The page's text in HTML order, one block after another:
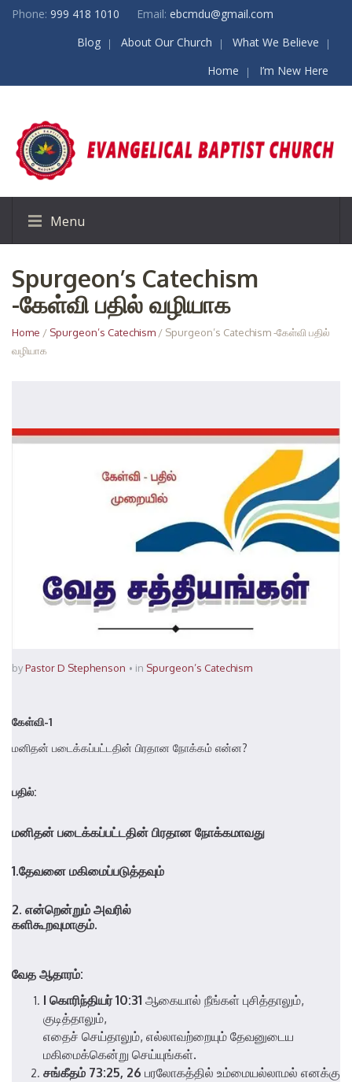
Phone: 999 418 1010 Email: ebcmdu@gmail.com
Blog
About Our Church
What We Believe
Home
I’m New Here
Menu
Spurgeon’s Catechism
-கேள்வி பதில் வழியாக
Home / Spurgeon’s Catechism / Spurgeon’s Catechism -கேள்வி பதில்
வழியாக
byPastor D Stephenson in Spurgeon’s Catechism
கேள்வி-1
மனிதன் படைக்கப்பட்டதின் பிரதான நோக்கம் என்ன?
பதில்:
மனிதன் படைக்கப்பட்டதின் பிரதான நோக்கமாவது
1.தேவனை மகிமைப்படுத்தவும்
2. என்றென்றும் அவரில்
களிகூறவுமாகும்.
வேத ஆதாரம்:
I கொரிந்தியர் 10:31 ஆகையால் நீங்கள் புசித்தாலும்,
குடித்தாலும்,
எதைச் செய்தாலும், எல்லாவற்றையும் தேவனுடைய
மகிமைக்கென்று செய்யுங்கள்.
சங்கீதம் 73:25, 26 பரலோகத்தில் உம்மையல்லாமல் எனக்கு